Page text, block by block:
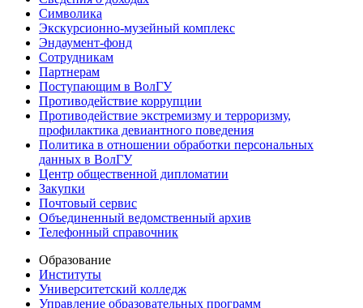
Символика
Экскурсионно-музейный комплекс
Эндаумент-фонд
Сотрудникам
Партнерам
Поступающим в ВолГУ
Противодействие коррупции
Противодействие экстремизму и терроризму,
профилактика девиантного поведения
Политика в отношении обработки персональных
данных в ВолГУ
Центр общественной дипломатии
Закупки
Почтовый сервис
Объединенный ведомственный архив
Телефонный справочник
Образование
Институты
Университетский колледж
Управление образовательных программ